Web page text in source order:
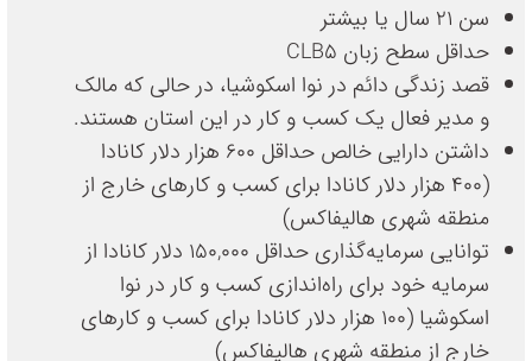
سن ۲۱ سال یا بیشتر
حداقل سطح زبان CLB5
قصد زندگی دائم در نوا اسکوشیا، در حالی که مالک
و مدیر فعال یک کسب و کار در این استان هستند.
داشتن دارایی خالص حداقل 600 هزار دلار کانادا
(400 هزار دلار کانادا برای کسب و کارهای خارج از
منطقه شهری هالیفاکس)
توانایی سرمایه‌گذاری حداقل ۱۵۰,۰۰۰ دلار کانادا از
سرمایه خود برای راه‌اندازی کسب و کار در نوا
اسکوشیا (100 هزار دلار کانادا برای کسب و کارهای
خارج از منطقه شهری هالیفاکس)